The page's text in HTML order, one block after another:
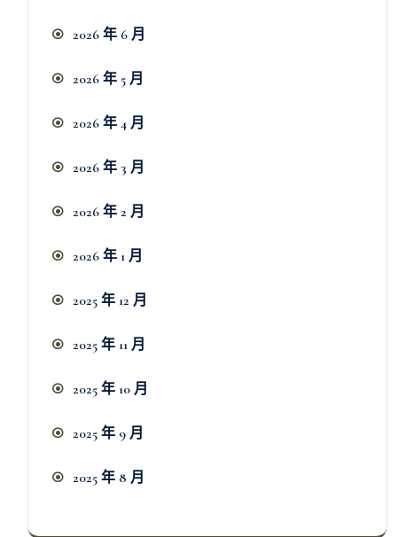
2026 年 6 月
2026 年 5 月
2026 年 4 月
2026 年 3 月
2026 年 2 月
2026 年 1 月
2025 年 12 月
2025 年 11 月
2025 年 10 月
2025 年 9 月
2025 年 8 月